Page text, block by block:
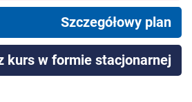
Szczegółowy plan
kurs w formie stacjonarnej